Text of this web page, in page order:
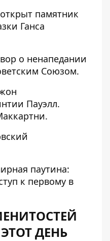
памятник
Ганса
о ненапедании
Союзом.
Пауэлл.
паутина:
к первому в
ДЕНЬ